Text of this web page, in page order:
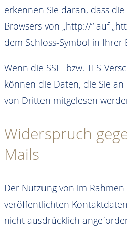
erkennen Sie daran, dass die
Browsers von „http://“ auf
dem Schloss-Symbol in Ihrer
Wenn die SSL- bzw. TLS-
können die Daten, die Sie
von Dritten mitgelesen
Widerspruch
Mails
Der Nutzung von im
veröffentlichten
nicht ausdrücklich